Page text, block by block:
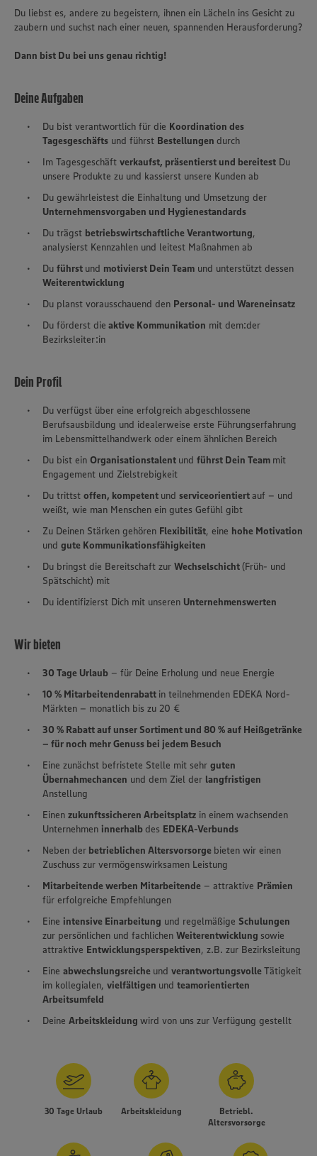
Wir setzen Cookies und andere Technologien ein, um Ihnen
Du liebst es, andere zu begeistern, ihnen ein Lächeln ins Gesicht zu
zaubern und suchst nach einer neuen, spannenden Herausforderung?
Dann bist Du bei uns genau richtig!
Deine Aufgaben
Du bist verantwortlich für die Koordination des
Tagesgeschäfts und führst Bestellungen durch
Im Tagesgeschäft verkaufst, präsentierst und bereitest Du
unsere Produkte zu und kassierst unsere Kunden ab
Du gewährleistest die Einhaltung und Umsetzung der
Unternehmensvorgaben und Hygienestandards
Du trägst betriebswirtschaftliche Verantwortung,
analysierst Kennzahlen und leitest Maßnahmen ab
Du führst und motivierst Dein Team und unterstützt dessen
Weiterentwicklung
Du planst vorausschauend den Personal- und Wareneinsatz
Du förderst die aktive Kommunikation mit dem:der
Bezirksleiter:in
Dein Profil
Du verfügst über eine erfolgreich abgeschlossene
Berufsausbildung und idealerweise erste Führungserfahrung
im Lebensmittelhandwerk oder einem ähnlichen Bereich
Du bist ein Organisationstalent und führst Dein Team mit
Engagement und Zielstrebigkeit
Du trittst offen, kompetent und serviceorientiertauf – und
weißt, wie man Menschen ein gutes Gefühl gibt
Zu Deinen Stärken gehören Flexibilität, eine hohe Motivation
und gute Kommunikationsfähigkeiten
Du bringst die Bereitschaft zur Wechselschicht(Früh- und
Spätschicht) mit
Du identifizierst Dich mit unseren Unternehmenswerten
Wir bieten
30 Tage Urlaub – für Deine Erholung und neue Energie
10 % Mitarbeitendenrabatt in teilnehmenden EDEKA Nord-
Märkten – monatlich bis zu 20 €
30 % Rabatt auf unser Sortiment und 80 % auf Heißgetränke
– für noch mehr Genuss bei jedem Besuch
Eine zunächst befristete Stelle mit sehr guten
Übernahmechancen und dem Ziel der langfristigen
Anstellung
Einen zukunftssicheren Arbeitsplatz in einem wachsenden
Unternehmen innerhalbdes EDEKA-Verbunds
Neben der betrieblichen Altersvorsorge bieten wir einen
Zuschuss zur vermögenswirksamen Leistung
Mitarbeitende werben Mitarbeitende – attraktive Prämien
für erfolgreiche Empfehlungen
Eine intensive Einarbeitung und regelmäßige Schulungen
zur persönlichen und fachlichen Weiterentwicklung sowie
attraktive Entwicklungsperspektiven, z.B. zur Bezirksleitung
Eine abwechslungsreiche und verantwortungsvolleTätigkeit
im kollegialen, vielfältigen und teamorientierten
Arbeitsumfeld
Deine Arbeitskleidung wird von uns zur Verfügung gestellt
30 Tage Urlaub Arbeitskleidung
Betriebl.
Altersvorsorge